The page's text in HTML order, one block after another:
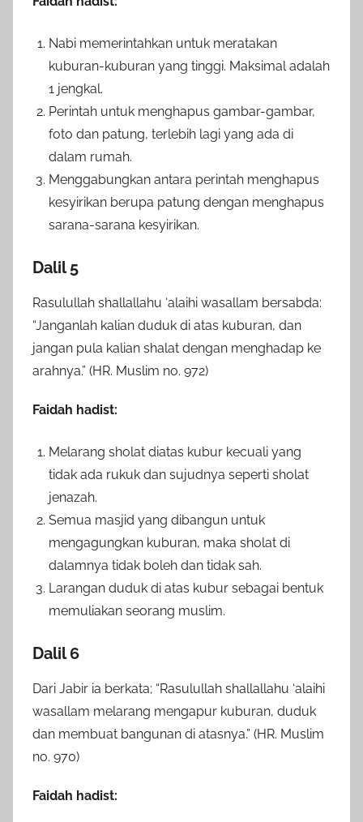
Nabi memerintahkan untuk meratakan
kuburan-kuburan yang tinggi. Maksimal adalah
1 jengkal.
Perintah untuk menghapus gambar-gambar,
foto dan patung, terlebih lagi yang ada di
dalam rumah.
Menggabungkan antara perintah menghapus
kesyirikan berupa patung dengan menghapus
sarana-sarana kesyirikan.
Dalil 5
Rasulullah shallallahu ‘alaihi wasallam bersabda:
“Janganlah kalian duduk di atas kuburan, dan
jangan pula kalian shalat dengan menghadap ke
arahnya.” (HR. Muslim no. 972)
Faidah hadist:
Melarang sholat diatas kubur kecuali yang
tidak ada rukuk dan sujudnya seperti sholat
jenazah.
Semua masjid yang dibangun untuk
mengagungkan kuburan, maka sholat di
dalamnya tidak boleh dan tidak sah.
Larangan duduk di atas kubur sebagai bentuk
memuliakan seorang muslim.
Dalil 6
Dari Jabir ia berkata; “Rasulullah shallallahu ‘alaihi
wasallam melarang mengapur kuburan, duduk
dan membuat bangunan di atasnya.” (HR. Muslim
no. 970)
Faidah hadist: